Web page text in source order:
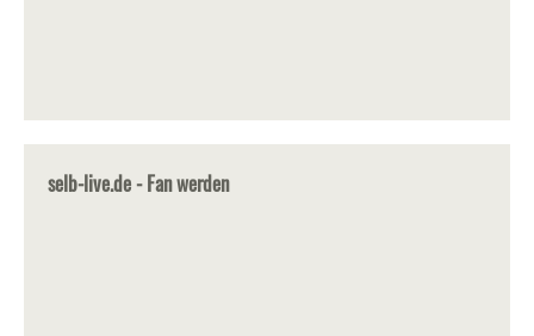
selb-live.de - Fan werden